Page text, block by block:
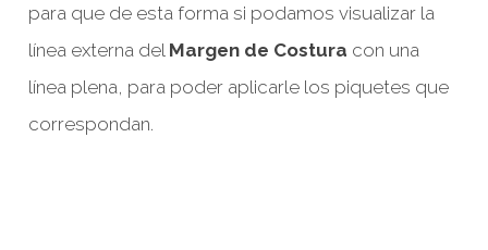
para que de esta forma si podamos visualizar la
línea externa del Margen de Costura con una
línea plena, para poder aplicarle los piquetes que
correspondan.